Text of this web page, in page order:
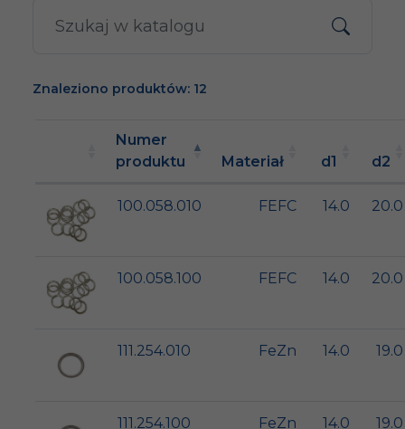
Znaleziono produktów: 12
Numer
produktu
Materiał d1 d2
100.058.010 FEFC 14.0 20.0
100.058.100 FEFC 14.0 20.0
111.254.010 FeZn 14.0 19.0
111.254.100 FeZn 14.0 19.0